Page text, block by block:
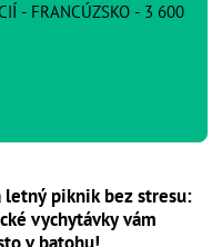
- FRANCÚZSKO - 3 600
letný piknik bez stresu:
vychytávky vám